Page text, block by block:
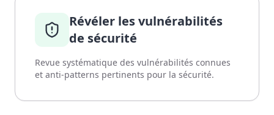
Révéler les vulnérabilités
de sécurité
Revue systématique des vulnérabilités connues
et anti-patterns pertinents pour la sécurité.